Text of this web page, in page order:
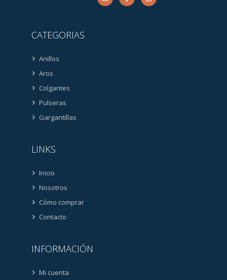
CATEGORIAS
Anillos
Aros
Colgantes
Pulseras
Gargantillas
LINKS
Inicio
Nosotros
Cómo comprar
Contacto
INFORMACIÓN
Mi cuenta